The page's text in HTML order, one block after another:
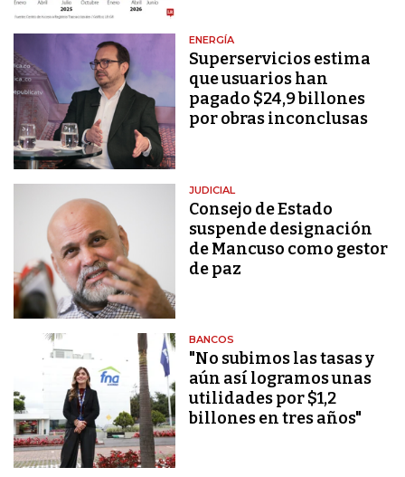
ENERGÍA
Superservicios estima
que usuarios han
pagado $24,9 billones
por obras inconclusas
JUDICIAL
Consejo de Estado
suspende designación
de Mancuso como gestor
de paz
BANCOS
"No subimos las tasas y
aún así logramos unas
utilidades por $1,2
billones en tres años"